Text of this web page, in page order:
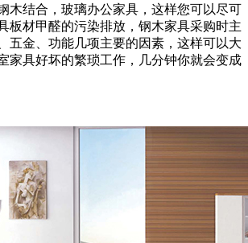
木结合，玻璃办公家具，这样您可以尽可
板材甲醛的污染排放，钢木家具采购时主
五金、功能几项主要的因素，这样可以大
家具好坏的繁琐工作，几分钟你就会变成